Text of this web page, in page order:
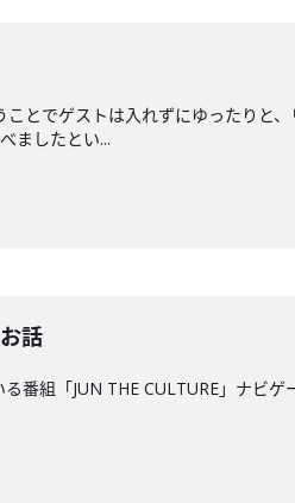
とでゲストは入れずにゆったりと
ましたとい...
話
番組「JUN THE CULTURE」ナビ